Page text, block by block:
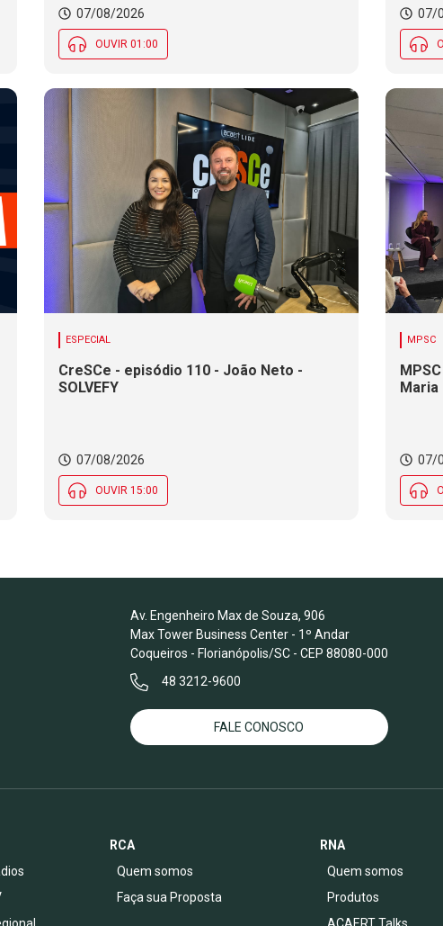
tradições indígenas e de imigrantes em
SC
07/08/2026
OUVIR 01:00
nesta
07/
ESPECIAL
CreSCe - episódio 110 - João Neto -
SOLVEFY
07/08/2026
OUVIR 15:00
MPSC
Maria
07/
Av. Engenheiro Max de Souza, 906
Max Tower Business Center - 1º Andar
Coqueiros - Florianópolis/SC - CEP 88080-000
48 3212-9600
FALE CONOSCO
RCA
Quem somos
Faça sua Proposta
RNA
Quem somos
Produtos